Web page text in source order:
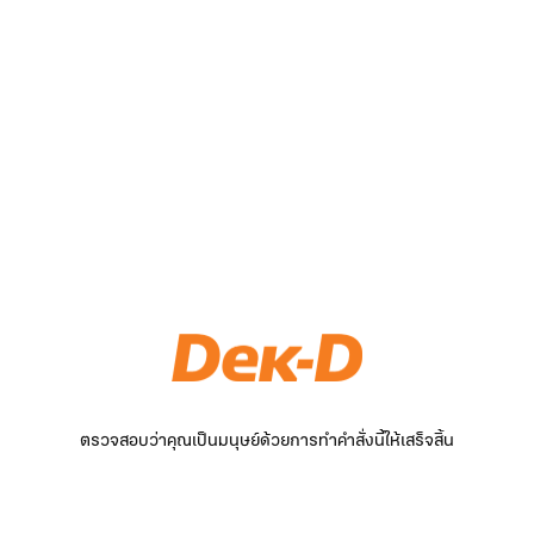
ตรวจสอบว่าคุณเป็นมนุษย์ด้วยการทำคำสั่งนี้ให้เสร็จสิ้น